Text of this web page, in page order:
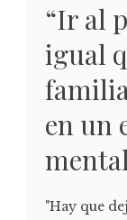
“Ir al
igual
en un
"Hay que